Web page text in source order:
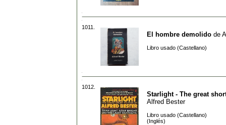
1011.
El hombre demolido de
Libro usado (Castellano)
1012.
Starlight - The great
Alfred Bester
Libro usado (Castellano)
(Inglés)